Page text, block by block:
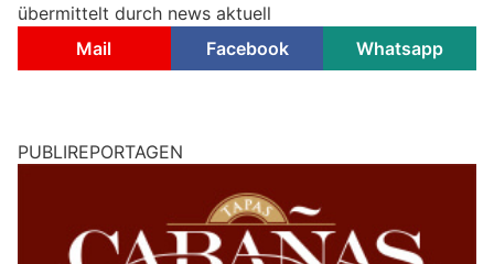
übermittelt durch news aktuell
Mail
Facebook Whatsapp
PUBLIREPORTAGEN